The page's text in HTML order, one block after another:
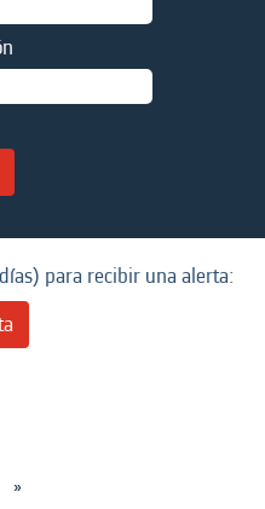
para recibir una alerta:
»